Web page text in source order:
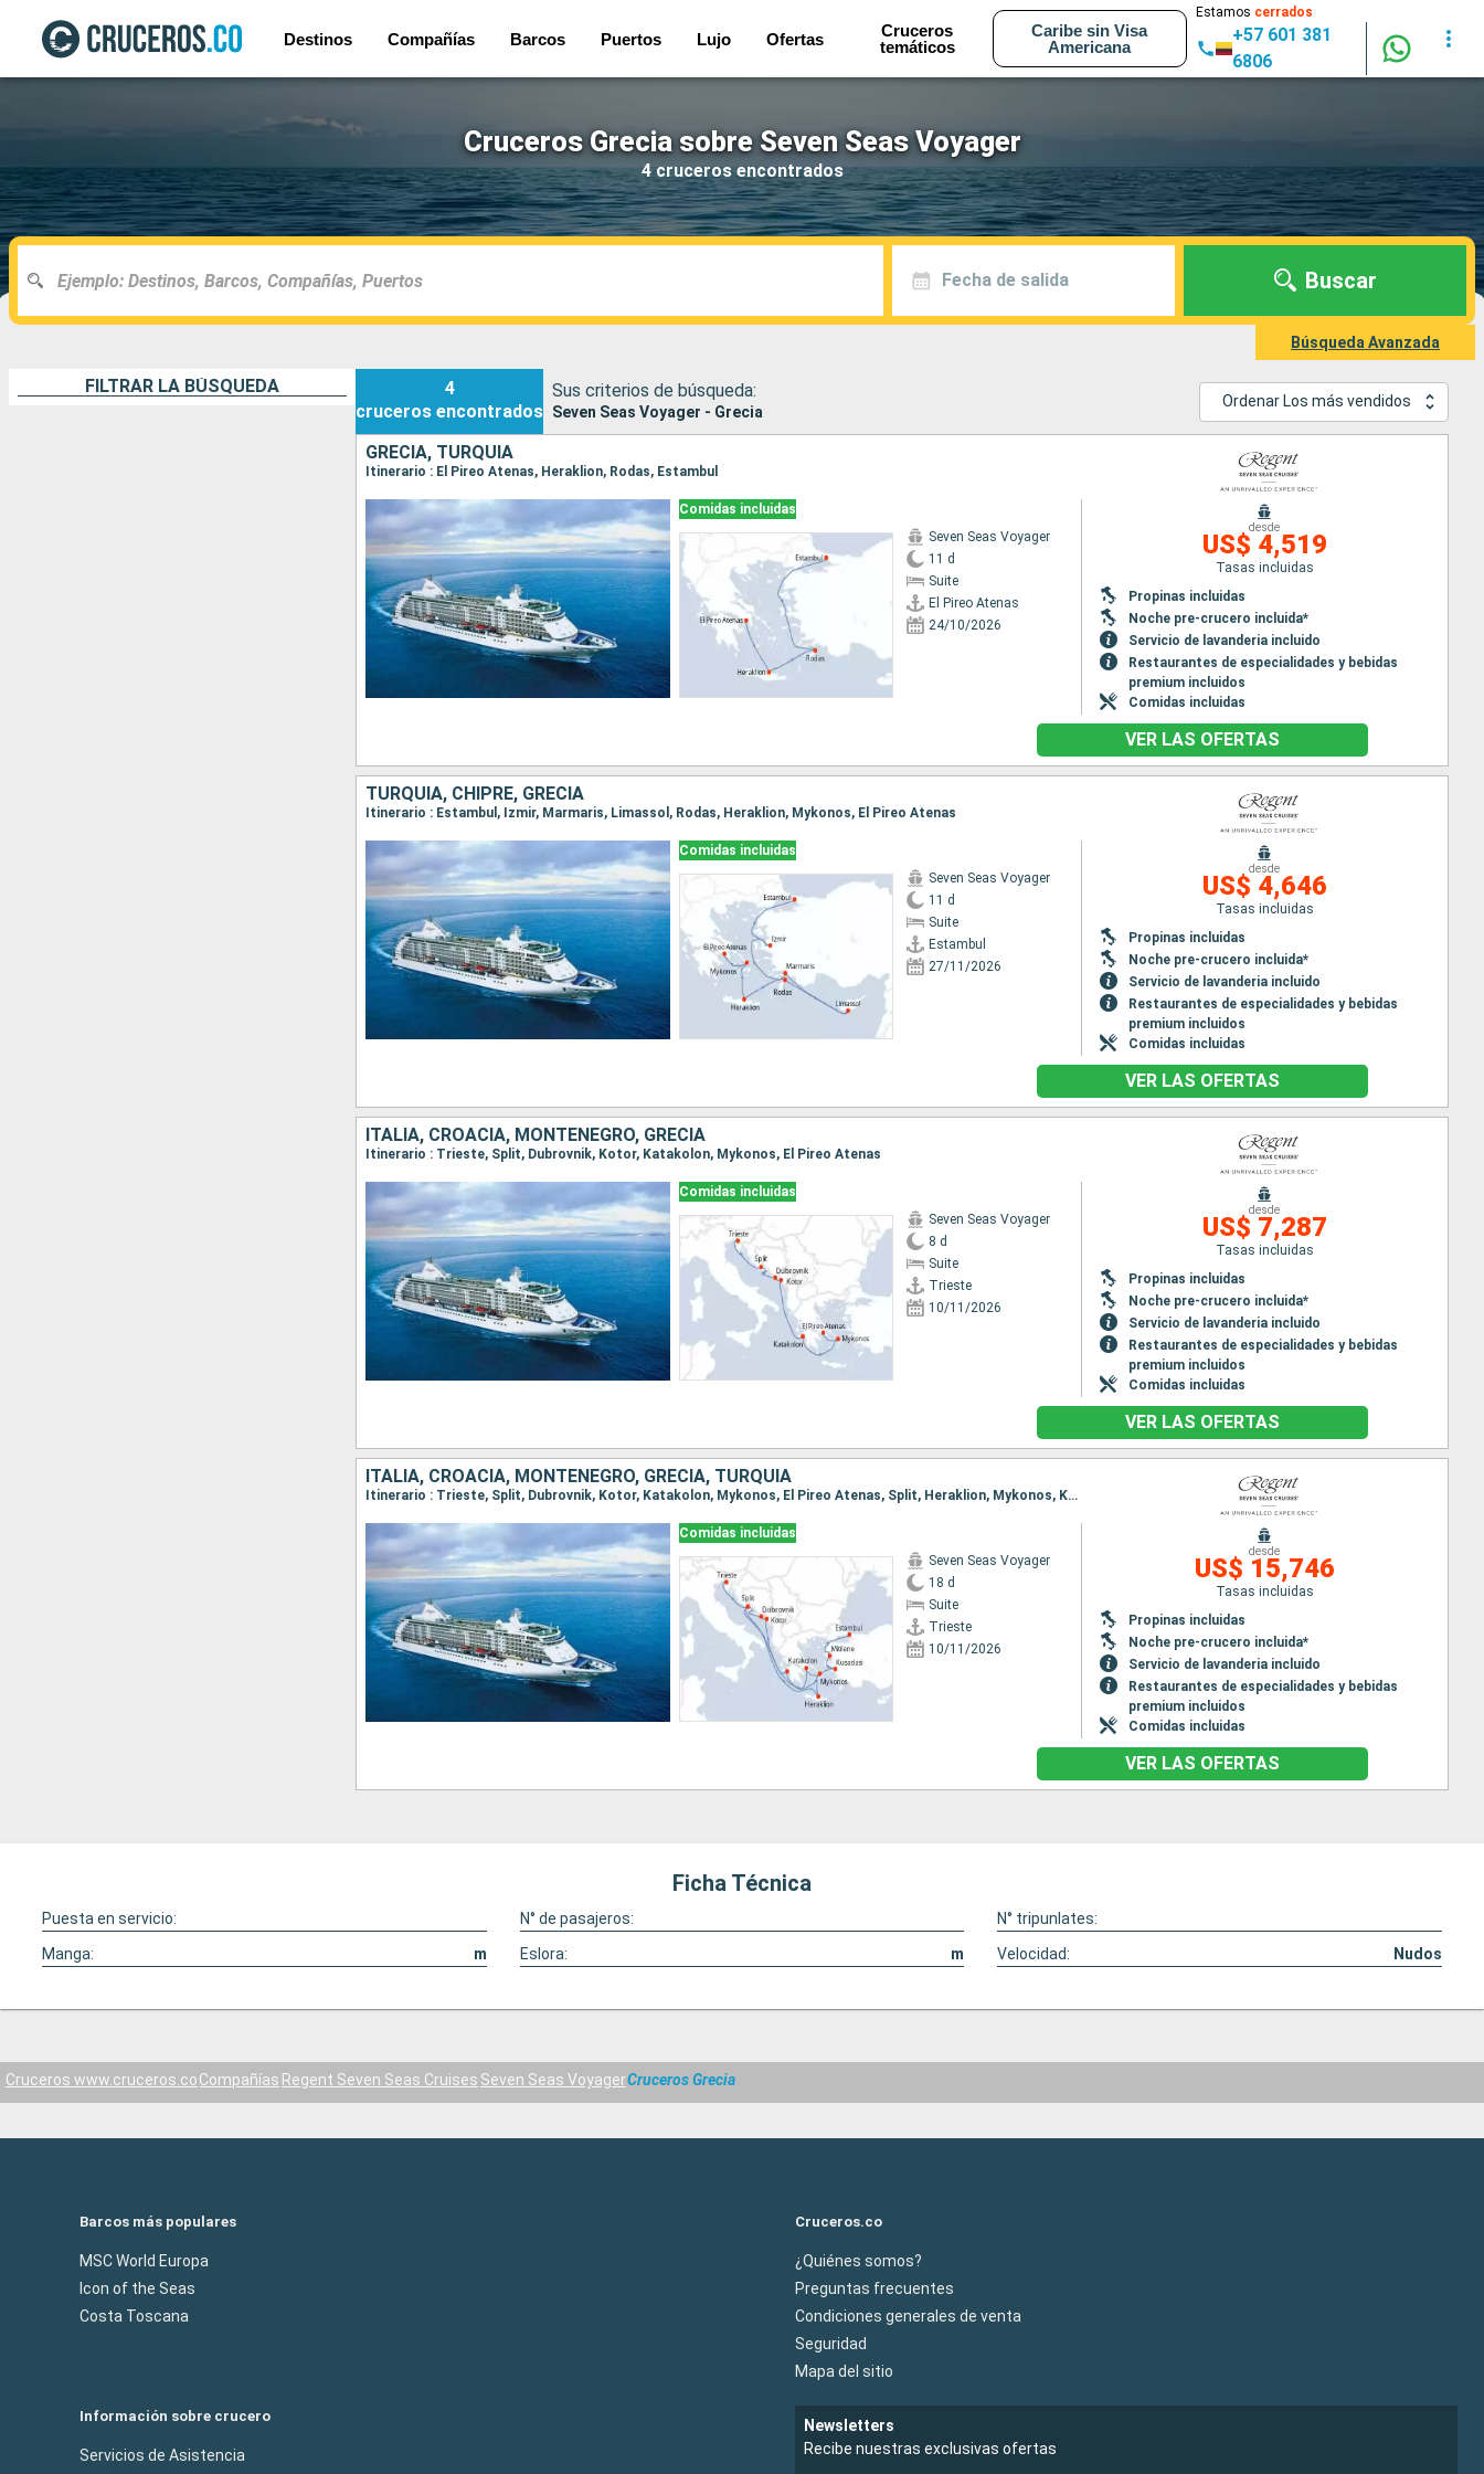
Destinos Compañías Barcos Puertos Lujo Ofertas
Cruceros
temáticos
Caribe sin Visa
Americana
Estamos cerrados
+57 601 381
6806
Cruceros Grecia sobre Seven Seas Voyager
4 cruceros encontrados
Fecha de salida Buscar
Búsqueda Avanzada
FILTRAR LA BÚSQUEDA
4
cruceros encontrados
Sus criterios de búsqueda:
Seven Seas Voyager - Grecia
Ordenar Los más vendidos
GRECIA, TURQUÍA
Itinerario : El Pireo Atenas, Heraklion, Rodas, Estambul
Comidas incluidas
Seven Seas Voyager
11 d
Suite
El Pireo Atenas
24/10/2026
desde
US$ 4,519
Tasas incluidas
Propinas incluidas
Noche pre-crucero incluida*
Servicio de lavanderia incluido
Restaurantes de especialidades y bebidas
premium incluidos
Comidas incluidas
VER LAS OFERTAS
TURQUÍA, CHIPRE, GRECIA
Itinerario : Estambul, Izmir, Marmaris, Limassol, Rodas, Heraklion, Mykonos, El Pireo Atenas
Comidas incluidas
Seven Seas Voyager
11 d
Suite
Estambul
27/11/2026
desde
US$ 4,646
Tasas incluidas
Propinas incluidas
Noche pre-crucero incluida*
Servicio de lavanderia incluido
Restaurantes de especialidades y bebidas
premium incluidos
Comidas incluidas
VER LAS OFERTAS
ITALIA, CROACIA, MONTENEGRO, GRECIA
Itinerario : Trieste, Split, Dubrovnik, Kotor, Katakolon, Mykonos, El Pireo Atenas
Comidas incluidas
Seven Seas Voyager
8 d
Suite
Trieste
10/11/2026
desde
US$ 7,287
Tasas incluidas
Propinas incluidas
Noche pre-crucero incluida*
Servicio de lavanderia incluido
Restaurantes de especialidades y bebidas
premium incluidos
Comidas incluidas
VER LAS OFERTAS
ITALIA, CROACIA, MONTENEGRO, GRECIA, TURQUÍA
Itinerario : Trieste, Split, Dubrovnik, Kotor, Katakolon, Mykonos, El Pireo Atenas, Split, Heraklion, Mykonos, Kusadasi, Mitilene, Estambul
Comidas incluidas
Seven Seas Voyager
18 d
Suite
Trieste
10/11/2026
desde
US$ 15,746
Tasas incluidas
Propinas incluidas
Noche pre-crucero incluida*
Servicio de lavanderia incluido
Restaurantes de especialidades y bebidas
premium incluidos
Comidas incluidas
VER LAS OFERTAS
Ficha Técnica
Puesta en servicio: N° de pasajeros:
N° tripunlates:
Manga:
m Eslora: m Velocidad: Nudos
Cruceros www.cruceros.coCompañías Regent Seven Seas Cruises Seven Seas VoyagerCruceros Grecia
Barcos más populares
MSC World Europa
Icon of the Seas
Costa Toscana
Cruceros.co
¿Quiénes somos?
Preguntas frecuentes
Condiciones generales de venta
Seguridad
Mapa del sitio
Información sobre crucero
Servicios de Asistencia
Newsletters
Recibe nuestras exclusivas ofertas